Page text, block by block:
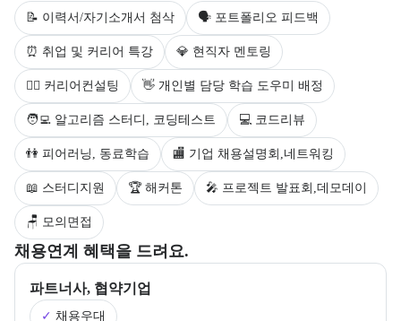
📝 이력서/자기소개서 첨삭 🗣 포트폴리오 피드백
⏰ 취업 및 커리어 특강 💎 현직자 멘토링
💁‍♀️ 커리어컨설팅 👋 개인별 담당 학습 도우미 배정
🧑‍💻 알고리즘 스터디, 코딩테스트 💻 코드리뷰
👫 피어러닝, 동료학습 🏬 기업 채용설명회,네트워킹
📖 스터디지원 🏆 해커톤 🎤 프로젝트 발표회,데모데이
🪑 모의면접
채용연계 혜택을 드려요.
부트캠프의 채용 연계 기업 정보와 추가 안내 내용을 제공한다.
파트너사, 협약기업
✓ 채용우대